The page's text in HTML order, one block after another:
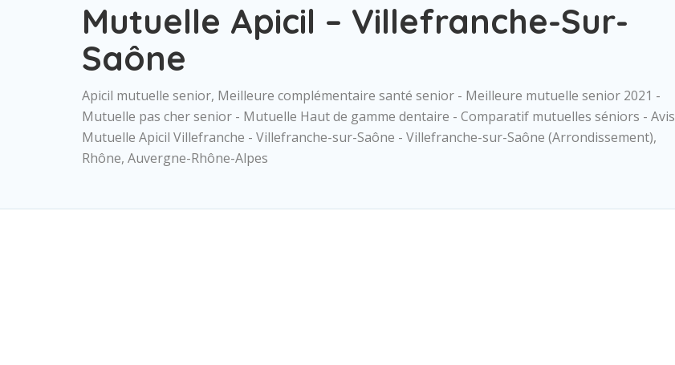
Mutuelle Apicil – Villefranche-Sur-
Saône
Apicil mutuelle senior, Meilleure complémentaire santé senior - Meilleure mutuelle senior 2021 -
Mutuelle pas cher senior - Mutuelle Haut de gamme dentaire - Comparatif mutuelles séniors - Avis
Mutuelle Apicil Villefranche - Villefranche-sur-Saône - Villefranche-sur-Saône (Arrondissement),
Rhône, Auvergne-Rhône-Alpes